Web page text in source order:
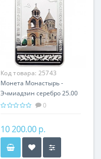
Код товара: 25743
Монета Монастырь -
Эчмиадзин серебро 25.00
гр - православный
0
10 200.00 р.